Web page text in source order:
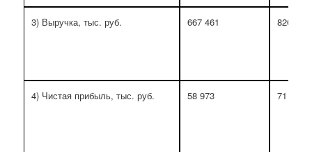
3) Выручка, тыс. руб. 667 461 826 246
4) Чистая прибыль, тыс. руб. 58 973 71 264